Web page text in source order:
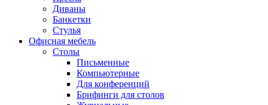
Диваны
Банкетки
Стулья
Офисная мебель
Столы
Письменные
Компьютерные
Для конференций
Брифинги для столов